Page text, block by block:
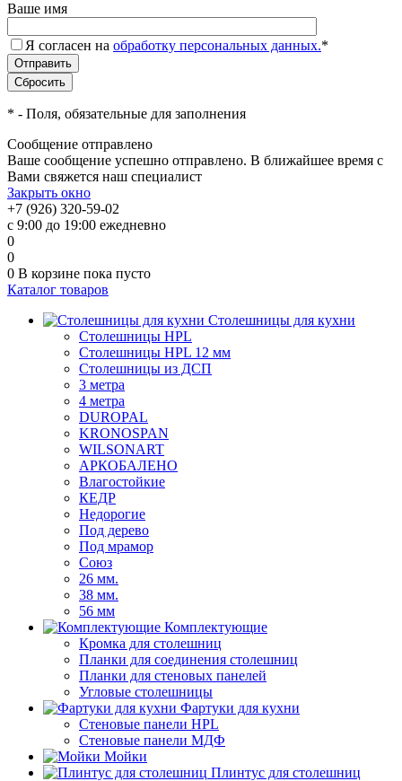
Ваше имя
Я согласен на обработку персональных данных.*
* - Поля, обязательные для заполнения
Сообщение отправлено
Ваше сообщение успешно отправлено. В ближайшее время с
Вами свяжется наш специалист
Закрыть окно
+7 (926) 320-59-02
с 9:00 до 19:00 ежедневно
0
0
0 В корзине пока пусто
Каталог товаров
Столешницы для кухни
Столешницы HPL
Столешницы HPL 12 мм
Столешницы из ДСП
3 метра
4 метра
DUROPAL
KRONOSPAN
WILSONART
АРКОБАЛЕНО
Влагостойкие
КЕДР
Недорогие
Под дерево
Под мрамор
Союз
26 мм.
38 мм.
56 мм
Комплектующие
Кромка для столешниц
Планки для соединения столешниц
Планки для стеновых панелей
Угловые столешницы
Фартуки для кухни
Стеновые панели HPL
Стеновые панели МДФ
Мойки
Плинтус для столешниц